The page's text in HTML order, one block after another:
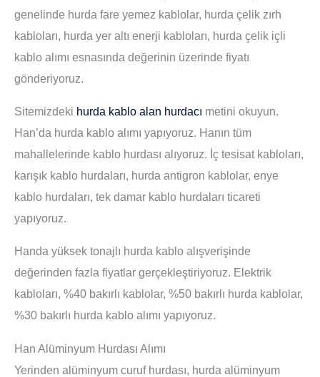
genelinde hurda fare yemez kablolar, hurda çelik zırh
kabloları, hurda yer altı enerji kabloları, hurda çelik içli
kablo alımı esnasında değerinin üzerinde fiyatı
gönderiyoruz.
Sitemizdeki hurda kablo alan hurdacı metini okuyun.
Han’da hurda kablo alımı yapıyoruz. Hanın tüm
mahallelerinde kablo hurdası alıyoruz. İç tesisat kabloları,
karışık kablo hurdaları, hurda antigron kablolar, enye
kablo hurdaları, tek damar kablo hurdaları ticareti
yapıyoruz.
Handa yüksek tonajlı hurda kablo alışverişinde
değerinden fazla fiyatlar gerçekleştiriyoruz. Elektrik
kabloları, %40 bakırlı kablolar, %50 bakırlı hurda kablolar,
%30 bakırlı hurda kablo alımı yapıyoruz.
Han Alüminyum Hurdası Alımı
Yerinden alüminyum curuf hurdası, hurda alüminyum